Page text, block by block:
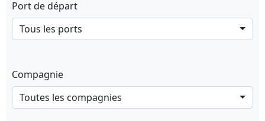
Port de départ
Tous les ports
Compagnie
Toutes les compagnies